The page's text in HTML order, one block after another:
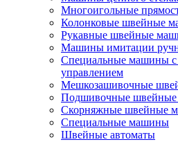
Многоигольные
Колонковые швейные
Рукавные швейные
Машины имитации
Специальные машины
управлением
Мешкозашивочные
Подшивочные
Скорняжные швейные
Специальные машины
Швейные автоматы